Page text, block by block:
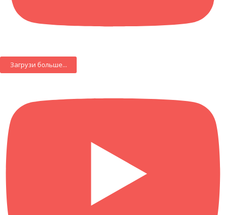
Загрузи больше...